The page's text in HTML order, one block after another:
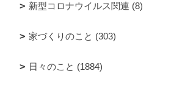
新型コロナウイルス関連 (8)
家づくりのこと (303)
日々のこと (1884)